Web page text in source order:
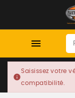

info
Saisissez votre
compatibilité.